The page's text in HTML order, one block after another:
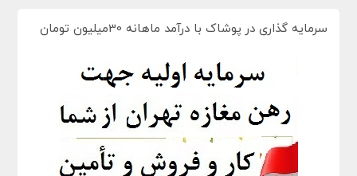
سرمایه گذاری در پوشاک با درآمد ماهانه 30میلیون تومان